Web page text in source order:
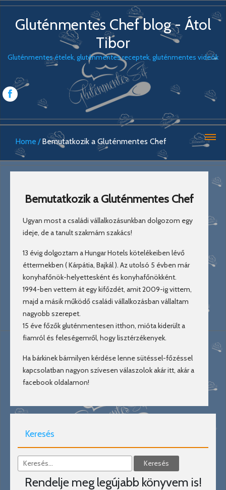
Gluténmentes Chef blog - Átol
Tibor
Gluténmentes ételek, gluténmentes receptek, gluténmentes videók
Home Bemutatkozik a Gluténmentes Chef
Bemutatkozik a Gluténmentes Chef
Ugyan most a családi vállalkozásunkban dolgozom egy
ideje, de a tanult szakmám szakács!
13 évig dolgoztam a Hungar Hotels kötelékeiben lévő
éttermekben ( Kárpátia, Bajkál ). Az utolsó 5 évben már
konyhafőnök-helyettesként és konyhafőnökként.
1994-ben vettem át egy kifőzdét, amit 2009-ig vittem,
majd a másik működő családi vállalkozásban vállaltam
nagyobb szerepet.
15 éve főzők gluténmentesen itthon, mióta kiderült a
fiamról és feleségemről, hogy lisztérzékenyek.
Ha bárkinek bármilyen kérdése lenne sütéssel-főzéssel
kapcsolatban nagyon szívesen válaszolok akár itt, akár a
facebook oldalamon!
Keresés
Rendelje meg legújabb könyvem is!